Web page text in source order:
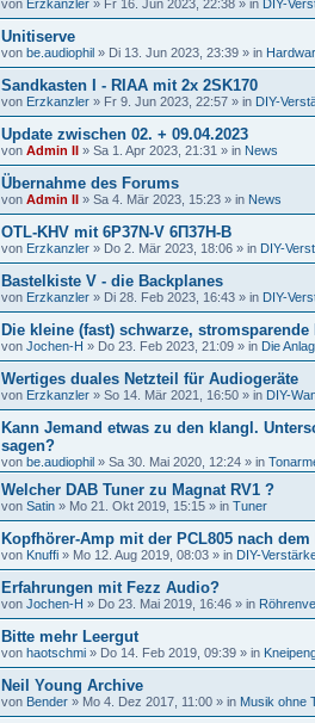
von Erzkanzler » Fr 16. Jun 2023, 22:38 » in DIY-
Unitiserve
von be.audiophil » Di 13. Jun 2023, 23:39 » in
Sandkasten I - RIAA mit 2x 2SK170
von Erzkanzler » Fr 9. Jun 2023, 22:57 » in DIY-
Update zwischen 02. + 09.04.2023
von Admin II » Sa 1. Apr 2023, 21:31 » in News
Übernahme des Forums
von Admin II » Sa 4. Mär 2023, 15:23 » in News
OTL-KHV mit 6P37N-V 6П37Н-В
von Erzkanzler » Do 2. Mär 2023, 18:06 » in DIY-
Bastelkiste V - die Backplanes
von Erzkanzler » Di 28. Feb 2023, 16:43 » in DIY-
Die kleine (fast) schwarze,
von Jochen-H » Do 23. Feb 2023, 21:09 » in Die
Wertiges duales Netzteil für Audiogeräte
von Erzkanzler » So 14. Mär 2021, 16:50 » in DIY-
Kann Jemand etwas zu den klangl.
sagen?
von be.audiophil » Sa 30. Mai 2020, 12:24 » in
Welcher DAB Tuner zu Magnat RV1 ?
von Satin » Mo 21. Okt 2019, 15:15 » in Tuner
Kopfhörer-Amp mit der PCL805 nach
von Knuffi » Mo 12. Aug 2019, 08:03 » in DIY-
Erfahrungen mit Fezz Audio?
von Jochen-H » Do 23. Mai 2019, 16:46 » in
Bitte mehr Leergut
von haotschmi » Do 14. Feb 2019, 09:39 » in
Neil Young Archive
von Bender » Mo 4. Dez 2017, 11:00 » in Musik ohne